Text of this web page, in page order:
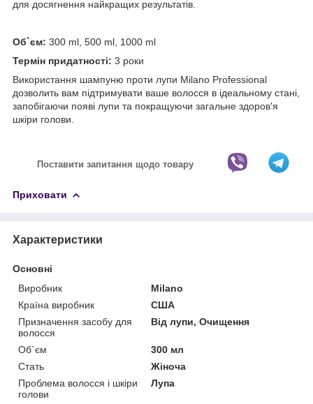
для досягнення найкращих результатів.
Об`єм: 300 ml, 500 ml, 1000 ml
Термін придатності: 3 роки
Використання шампуню проти лупи Milano Professional
дозволить вам підтримувати ваше волосся в ідеальному стані,
запобігаючи появі лупи та покращуючи загальне здоров'я
шкіри голови.
Поставити запитання щодо товару
Приховати
Характеристики
Основні
Виробник
Milano
Країна виробник
США
Призначення засобу для
волосся
Від лупи, Очищення
Об`єм
300 мл
Стать
Жіноча
Проблема волосся і шкіри
голови
Лупа